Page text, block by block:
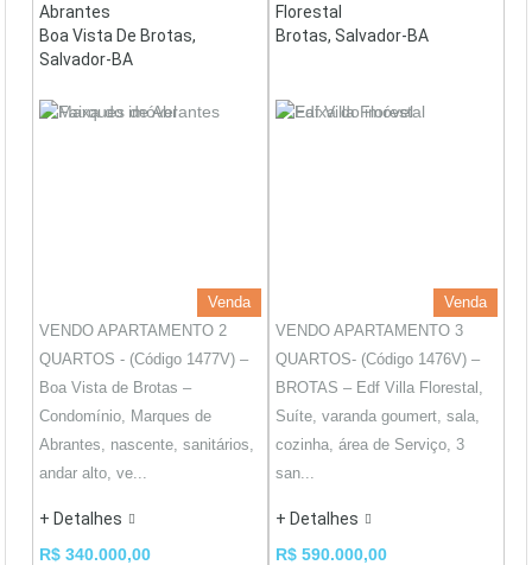
Abrantes
Boa Vista De Brotas,
Salvador-BA
Venda
VENDO APARTAMENTO 2
QUARTOS - (Código 1477V) –
Boa Vista de Brotas –
Condomínio, Marques de
Abrantes, nascente, sanitários,
andar alto, ve...
+ Detalhes
R$ 340.000,00
Florestal
Brotas, Salvador-BA
Venda
VENDO APARTAMENTO 3
QUARTOS- (Código 1476V) –
BROTAS – Edf Villa Florestal,
Suíte, varanda goumert, sala,
cozinha, área de Serviço, 3
san...
+ Detalhes
R$ 590.000,00